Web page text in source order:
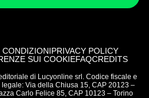
PRIVACY POLICY
SUI COOKIEFAQCREDITS
di Lucyonline srl. Codice fiscale e
Via della Chiusa 15, CAP 20123 –
Carlo Felice 85, CAP 10123 – Torino